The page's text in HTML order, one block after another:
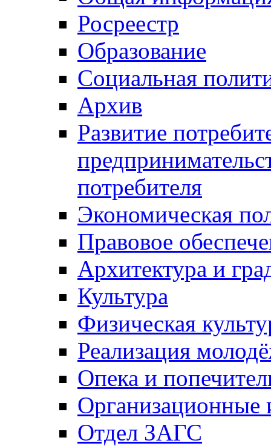
Росреестр
Образование
Социальная
Архив
Развитие
потребителя
Экономическая
Правовое
Архитектура и
Культура
Физическая
Реализация
Опека и
Отдел ЗАГС